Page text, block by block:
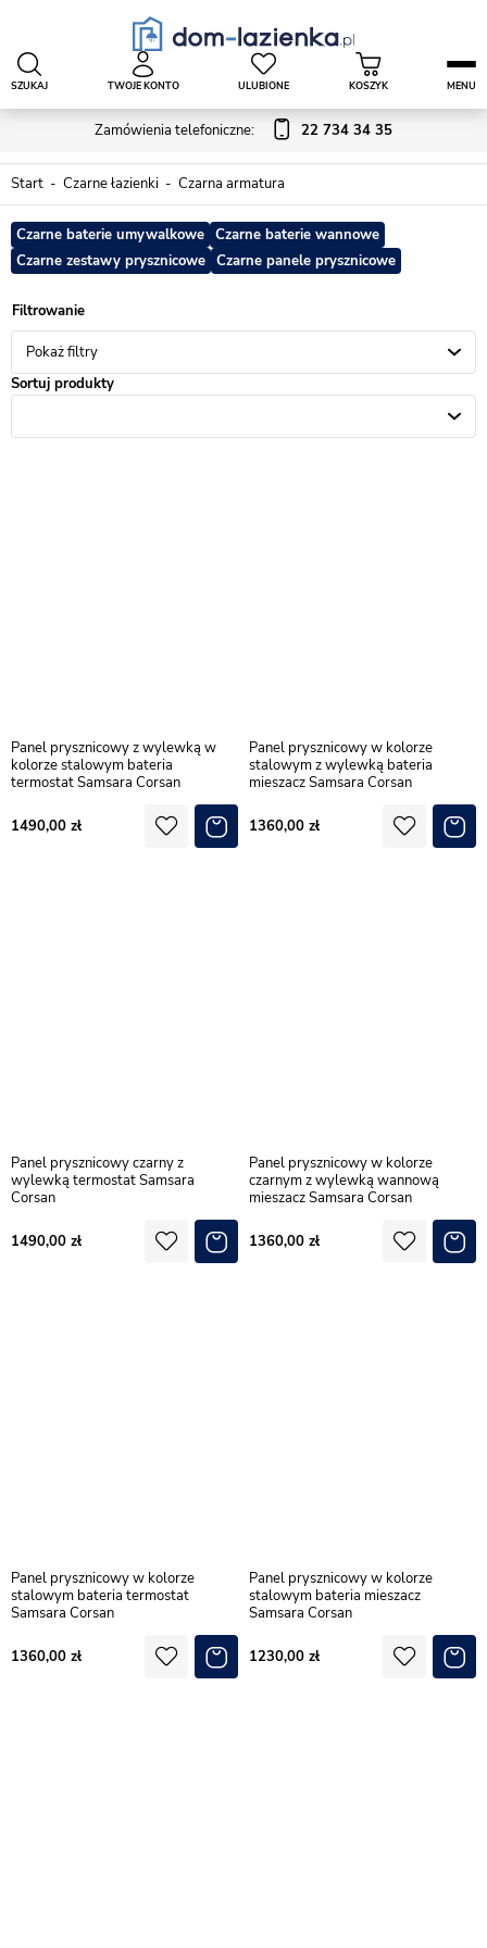
Zamówienia telefoniczne: 22 734 34 35
SZUKAJ TWOJE KONTO ULUBIONE KOSZYK MENU
Start Czarne łazienki Czarna armatura
Czarne baterie umywalkowe Czarne baterie wannowe
Czarne zestawy prysznicowe Czarne panele prysznicowe
Pokaż filtry
Sortuj produkty
Panel prysznicowy z wylewką w
kolorze stalowym bateria
termostat Samsara Corsan
1490,00
Panel prysznicowy w kolorze
stalowym z wylewką bateria
mieszacz Samsara Corsan
1360,00
Panel prysznicowy czarny z
wylewką termostat Samsara
Corsan
1490,00
Panel prysznicowy w kolorze
czarnym z wylewką wannową
mieszacz Samsara Corsan
1360,00
Panel prysznicowy w kolorze
stalowym bateria termostat
Samsara Corsan
1360,00
Panel prysznicowy w kolorze
stalowym bateria mieszacz
Samsara Corsan
1230,00